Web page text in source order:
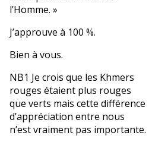
l’Homme. »
J’approuve à 100 %.
Bien à vous.
NB1 Je crois que les Khmers
rouges étaient plus rouges
que verts mais cette différence
d’appréciation entre nous
n’est vraiment pas importante.